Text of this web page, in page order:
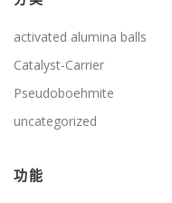
activated alumina balls
Catalyst-Carrier
Pseudoboehmite
uncategorized
功能